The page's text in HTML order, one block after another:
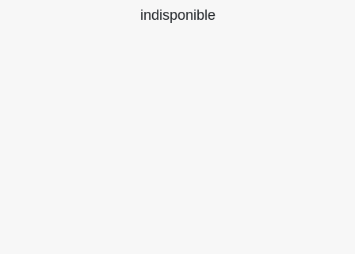
indisponible